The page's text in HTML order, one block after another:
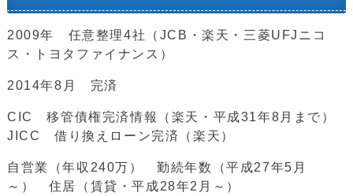
2009年 任意整理4社（JCB・楽天・三菱UFJニコ
ス・トヨタファイナンス）
2014年8月 完済
CIC 移管債権完済情報（楽天・平成31年8月まで）
JICC 借り換えローン完済（楽天）
自営業（年収240万） 勤続年数（平成27年5月
～） 住居（賃貸・平成28年2月～）